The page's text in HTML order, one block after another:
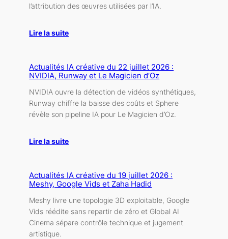
l’attribution des œuvres utilisées par l’IA.
Lire la suite
Actualités IA créative du 22 juillet 2026 :
NVIDIA, Runway et Le Magicien d’Oz
NVIDIA ouvre la détection de vidéos synthétiques,
Runway chiffre la baisse des coûts et Sphere
révèle son pipeline IA pour Le Magicien d’Oz.
Lire la suite
Actualités IA créative du 19 juillet 2026 :
Meshy, Google Vids et Zaha Hadid
Meshy livre une topologie 3D exploitable, Google
Vids réédite sans repartir de zéro et Global AI
Cinema sépare contrôle technique et jugement
artistique.